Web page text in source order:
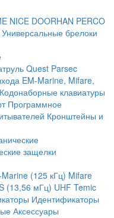
NICE DOORHAN PERCO
Универсальные брелоки
Quest Parsec
EM-Marine, Mifare,
Кодонаборные клавиатуры
Программное
Кронштейны и
защелки
(125 кГц) Mifare
(13,56 мГц) UHF Temic
Идентификаторы
Аксессуары